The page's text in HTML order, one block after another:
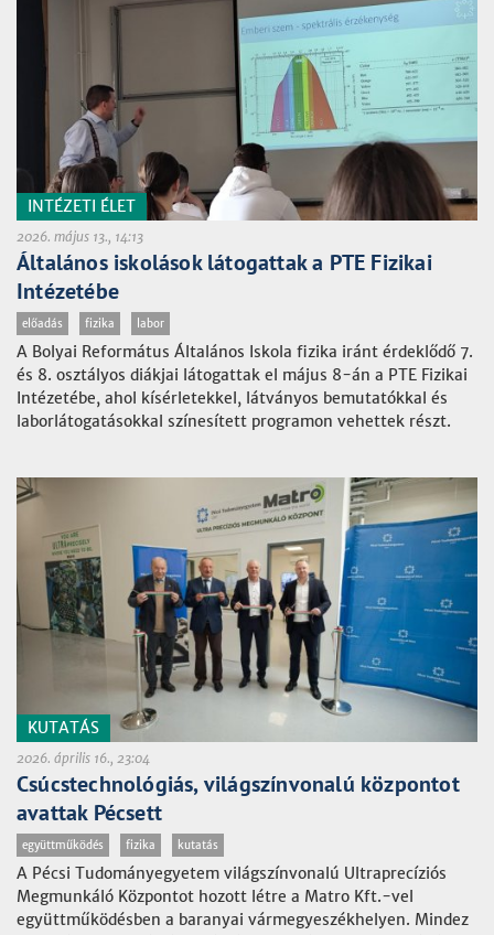
INTÉZETI ÉLET
2026. május 13., 14:13
Általános iskolások látogattak a PTE Fizikai
Intézetébe
előadás fizika labor
A Bolyai Református Általános Iskola fizika iránt érdeklődő 7.
és 8. osztályos diákjai látogattak el május 8-án a PTE Fizikai
Intézetébe, ahol kísérletekkel, látványos bemutatókkal és
laborlátogatásokkal színesített programon vehettek részt.
KUTATÁS
2026. április 16., 23:04
Csúcstechnológiás, világszínvonalú központot
avattak Pécsett
együttműködés fizika kutatás
A Pécsi Tudományegyetem világszínvonalú Ultraprecíziós
Megmunkáló Központot hozott létre a Matro Kft.-vel
együttműködésben a baranyai vármegyeszékhelyen. Mindez